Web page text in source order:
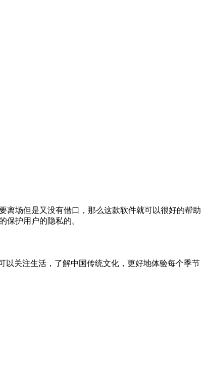
离场但是又没有借口，那么这款软件就可以很好的帮助
保护用户的隐私的。
以关注生活，了解中国传统文化，更好地体验每个季节